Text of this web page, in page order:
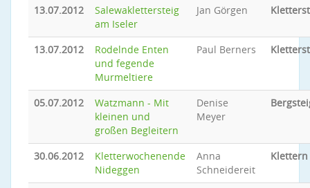
13.07.2012
Salewaklettersteig
am Iseler
Jan Görgen
13.07.2012
Rodelnde Enten
und fegende
Murmeltiere
Paul Berners
05.07.2012
Watzmann - Mit
kleinen und
großen Begleitern
Denise
Meyer
30.06.2012
Kletterwochenende
Nideggen
Anna
Schneidereit
Klettern